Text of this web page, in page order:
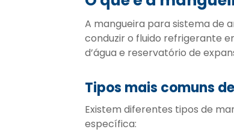
A mangueira para sistema de
conduzir o fluido refrigerante
d’água e reservatório de
Tipos mais comuns
Existem diferentes tipos de
específica: